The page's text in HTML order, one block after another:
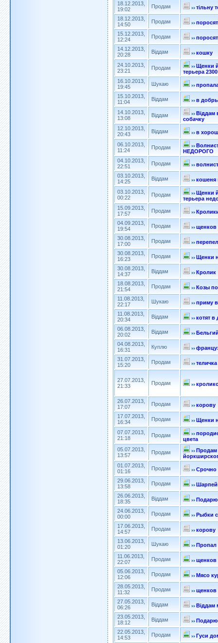
18.12.2013,
19:02
Продам
тільну
18.12.2013,
14:50
Продам
поросят
15.12.2013,
12:24
Продам
14.12.2013,
20:28
Віддам кошку
24.10.2013,
23:21
Продам
Щенки
терьера
16.10.2013,
19:45
Шукаю
15.10.2013,
11:04
Віддам в
14.10.2013,
13:08
Віддам
Віддам
собачку
12.10.2013,
20:43
Віддам в
06.10.2013,
11:24
Продам
НЕДОРОГО
04.10.2013,
22:51
Продам
03.10.2013,
14:25
Віддам кошеня
03.10.2013,
00:22
Продам
Щенки
терьера
15.09.2013,
17:57
Продам
04.09.2013,
19:54
Продам
щенков
30.08.2013,
17:00
Продам
30.08.2013,
16:23
Продам
Щенки
30.08.2013,
14:37
Віддам
Кролик
18.08.2013,
21:54
Продам
Козы
11.08.2013,
22:17
Шукаю
приму
11.08.2013,
20:34
Віддам
котят в
06.08.2013,
20:02
Віддам
04.08.2013,
16:31
Куплю
31.07.2013,
15:20
Продам
27.07.2013,
21:33
Продам
26.07.2013,
17:07
Продам
корову
17.07.2013,
16:34
Продам Щенки
07.07.2013,
21:18
Продам
цвета
05.07.2013,
13:57
Продам
Продам
01.07.2013,
01:16
Продам
Срочно
29.06.2013,
13:58
Продам
26.06.2013,
18:35
Віддам
Подарю
24.06.2013,
00:00
Продам
Рыбки
17.06.2013,
14:57
Продам
корову
13.06.2013,
01:20
Шукаю
Пропал
11.06.2013,
22:07
Продам
щенков
05.06.2013,
12:06
Продам
Мясо
28.05.2013,
11:32
Продам
щенков
27.05.2013,
06:26
Віддам
Віддам
23.05.2013,
18:12
Віддам
Подарю
22.05.2013,
14:53
Продам
Гуси